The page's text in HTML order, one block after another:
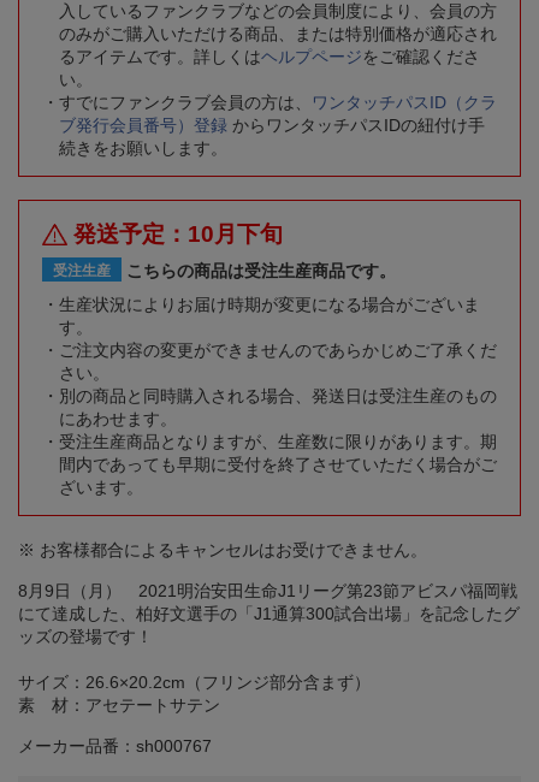
入しているファンクラブなどの会員制度により、会員の方
のみがご購入いただける商品、または特別価格が適応され
るアイテムです。詳しくはヘルプページをご確認くださ
い。
すでにファンクラブ会員の方は、
ワンタッチパスID（クラ
ブ発行会員番号）登録 からワンタッチパスIDの紐付け手
続きをお願いします。
発送予定：10月下旬
受注生産
こちらの商品は受注生産商品です。
生産状況によりお届け時期が変更になる場合がございま
す。
ご注文内容の変更ができませんのであらかじめご了承くだ
さい。
別の商品と同時購入される場合、発送日は受注生産のもの
にあわせます。
受注生産商品となりますが、生産数に限りがあります。期
間内であっても早期に受付を終了させていただく場合がご
ざいます。
※ お客様都合によるキャンセルはお受けできません。
8月9日（月） 2021明治安田生命J1リーグ第23節アビスパ福岡戦
にて達成した、柏好文選手の「J1通算300試合出場」を記念したグ
ッズの登場です！
サイズ：26.6×20.2cm（フリンジ部分含まず）
素 材：アセテートサテン
メーカー品番：sh000767